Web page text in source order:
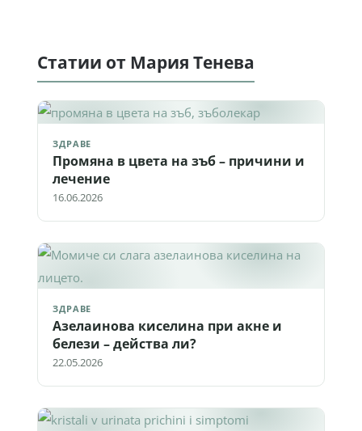
Статии от Мария Тенева
ЗДРАВЕ
Промяна в цвета на зъб – причини и
лечение
16.06.2026
ЗДРАВЕ
Азелаинова киселина при акне и
белези – действа ли?
22.05.2026